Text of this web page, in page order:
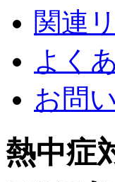
関連
よく
お問
熱中症